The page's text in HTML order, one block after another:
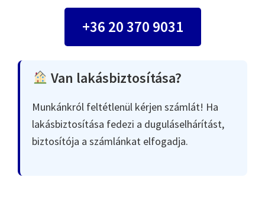
+36 20 370 9031
Van lakásbiztosítása?
Munkánkról feltétlenül kérjen számlát! Ha
lakásbiztosítása fedezi a duguláselhárítást,
biztosítója a számlánkat elfogadja.